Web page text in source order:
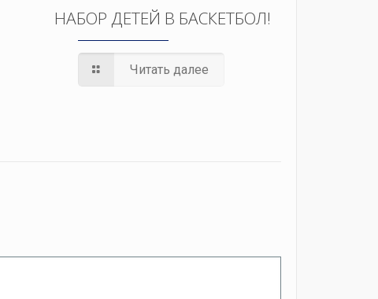
НАБОР ДЕТЕЙ В БАСКЕТБОЛ!
Читать далее